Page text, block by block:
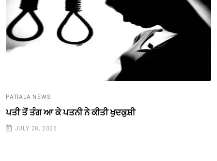
PATIALA NEWS
ਪਤੀ ਤੋਂ ਤੰਗ ਆ ਕੇ ਪਤਨੀ ਨੇ ਕੀਤੀ ਖੁਦਕੁਸ਼ੀ
JULY 28, 2026